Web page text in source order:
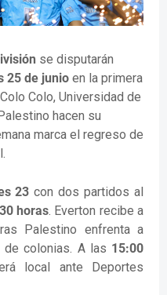
se disputarán
25 de junio en la primera
Colo, Universidad de
hacen su
marca el regreso de
23 con dos partidos al
horas. Everton recibe a
Palestino enfrenta a
colonias. A las 15:00
local ante Deportes